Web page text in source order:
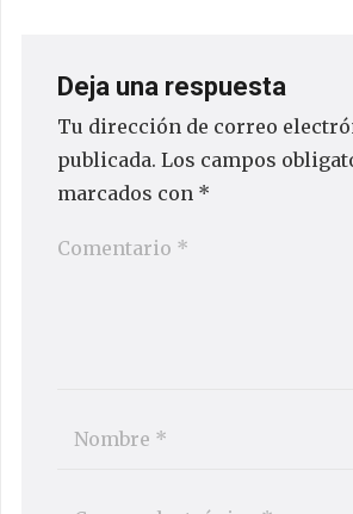
Deja una respuesta
Tu dirección de correo
publicada. Los campos
marcados con *